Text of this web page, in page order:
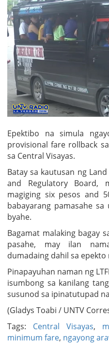
Epektibo na simula
provisional fare rollback
sa Central Visayas.
Batay sa kautusan ng
and Regulatory Board,
magiging six pesos and
babayarang pamasahe
byahe.
Bagamat malaking bagay
pasahe, may ilan
dumadaing dahil sa epekto
Pinapayuhan naman ng
isumbong sa kanilang
susunod sa ipinatutupad
(Gladys Toabi / UNTV
Tags: Central Visayas,
minimum fare, ngayong